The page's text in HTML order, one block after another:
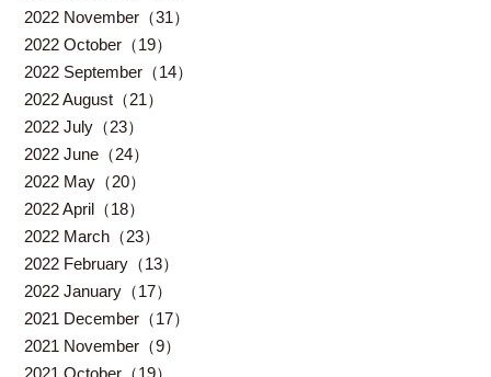
2022 November（31）
2022 October（19）
2022 September（14）
2022 August（21）
2022 July（23）
2022 June（24）
2022 May（20）
2022 April（18）
2022 March（23）
2022 February（13）
2022 January（17）
2021 December（17）
2021 November（9）
2021 October（19）